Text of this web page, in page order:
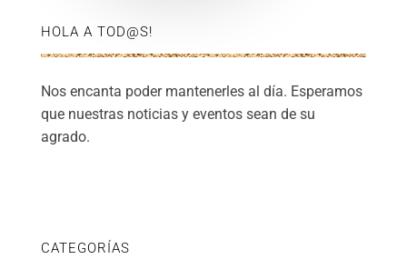
HOLA A TOD@S!
Nos encanta poder mantenerles al día. Esperamos
que nuestras noticias y eventos sean de su
agrado.
CATEGORÍAS